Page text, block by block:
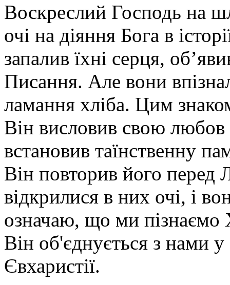
Воскреслий Господь на
очі на діяння Бога в
запалив їхні серця,
Писання. Але вони
ламання хліба. Цим
Він висловив свою любов
встановив таїнственну
Він повторив його перед
відкрилися в них очі, і
означаю, що ми пізнаємо
Він об'єднується з нами у
Євхаристії.